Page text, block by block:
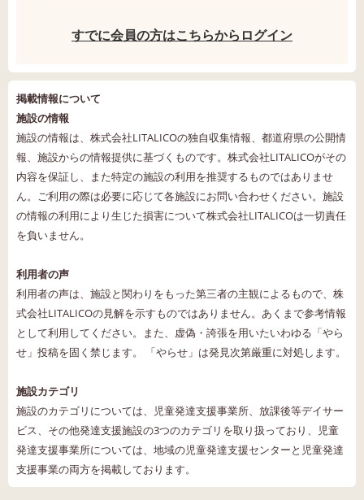
すでに会員の方はこちらからログイン
掲載情報について
施設の情報
施設の情報は、株式会社LITALICOの独自収集情報、都道府県の公開情
報、施設からの情報提供に基づくものです。株式会社LITALICOがその
内容を保証し、また特定の施設の利用を推奨するものではありませ
ん。ご利用の際は必要に応じて各施設にお問い合わせください。施設
の情報の利用により生じた損害について株式会社LITALICOは一切責任
を負いません。
利用者の声
利用者の声は、施設と関わりをもった第三者の主観によるもので、株
式会社LITALICOの見解を示すものではありません。あくまで参考情報
として利用してください。また、虚偽・誇張を用いたいわゆる「やら
せ」投稿を固く禁じます。 「やらせ」は発見次第厳重に対処します。
施設カテゴリ
施設のカテゴリについては、児童発達支援事業所、放課後等デイサー
ビス、その他発達支援施設の3つのカテゴリを取り扱っており、児童
発達支援事業所については、地域の児童発達支援センターと児童発達
支援事業の両方を掲載しております。